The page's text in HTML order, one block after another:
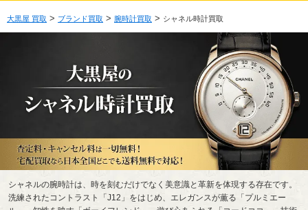
大黒屋 買取 > ブランド買取 > 腕時計買取 > シャネル時計買取
シャネルの腕時計は、時を刻むだけでなく美意識と革新を体現する存在です。
洗練されたコントラスト「J12」をはじめ、エレガンスが薫る「プルミエー